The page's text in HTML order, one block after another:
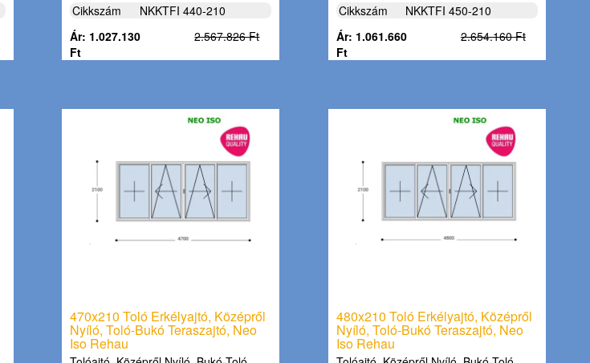
Cikkszám
NKKTFI 440-210
Ár: 1.027.130
Ft
2.567.826 Ft
Cikkszám
NKKTFI 450-210
Ár: 1.061.660
Ft
2.654.160 Ft
470x210 Toló Erkélyajtó, Középről
Nyíló, Toló-Bukó Teraszajtó, Neo
Iso Rehau
480x210 Toló Erkélyajtó, Középről
Nyíló, Toló-Bukó Teraszajtó, Neo
Iso Rehau